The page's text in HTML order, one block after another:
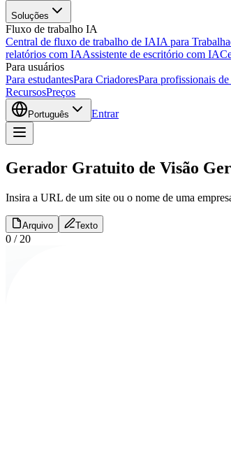
Soluções
Fluxo de trabalho IA
Central de fluxo de trabalho de IAIA para
relatórios com IAAssistente de escritório com IA
Para usuários
Para estudantesPara CriadoresPara profissionais
RecursosPreços
Português Entrar
Gerador Gratuito de Visão
Insira a URL de um site ou o nome de uma
Arquivo Texto
0 / 20